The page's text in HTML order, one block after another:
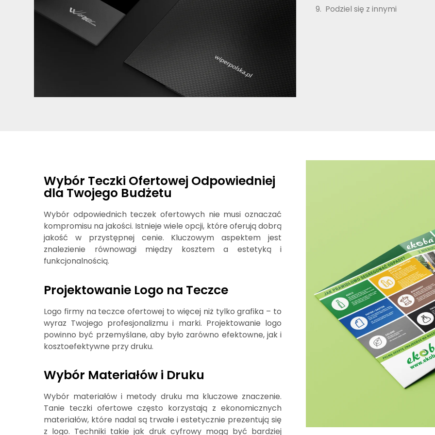
Podziel się z innymi
Wybór Teczki Ofertowej Odpowiedniej
dla Twojego Budżetu
Wybór odpowiednich teczek ofertowych nie musi oznaczać
kompromisu na jakości. Istnieje wiele opcji, które oferują dobrą
jakość w przystępnej cenie. Kluczowym aspektem jest
znalezienie równowagi między kosztem a estetyką i
funkcjonalnością.
Projektowanie Logo na Teczce
Logo firmy na teczce ofertowej to więcej niż tylko grafika – to
wyraz Twojego profesjonalizmu i marki. Projektowanie logo
powinno być przemyślane, aby było zarówno efektowne, jak i
kosztoefektywne przy druku.
Wybór Materiałów i Druku
Wybór materiałów i metody druku ma kluczowe znaczenie.
Tanie teczki ofertowe często korzystają z ekonomicznych
materiałów, które nadal są trwałe i estetycznie prezentują się
z logo. Techniki takie jak druk cyfrowy mogą być bardziej